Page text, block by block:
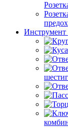
Инструмент